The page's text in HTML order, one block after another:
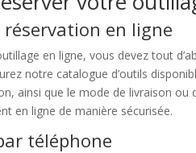
réservation en ligne
en ligne, vous devez tout
notre catalogue d’outils
ainsi que le mode de livraison
en ligne de manière sécurisée.
téléphone